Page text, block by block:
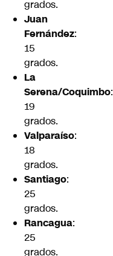
grados.
Juan
Fernández:
15
grados.
La
Serena/Coquimbo:
19
grados.
Valparaíso:
18
grados.
Santiago:
25
grados.
Rancagua:
25
grados.